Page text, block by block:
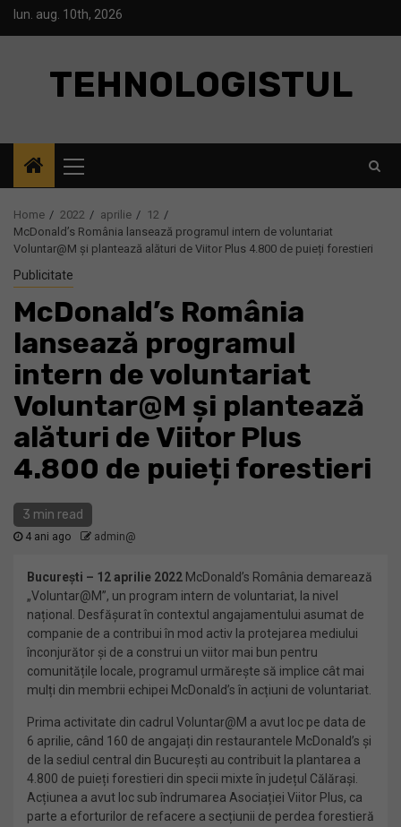
Skiplun. aug. 10th, 2026
TEHNOLOGISTUL
Menu
Home 2022 aprilie
12
McDonald’s România lansează programul intern de voluntariat
Voluntar@M și plantează alături de Viitor Plus 4.800 de puieți forestieri
Publicitate
McDonald’s România
lansează programul
intern de voluntariat
Voluntar@M și plantează
alături de Viitor Plus
4.800 de puieți forestieri
3 min read
4 ani ago admin@
București – 12 aprilie 2022 McDonald’s România demarează
„Voluntar@M”, un program intern de voluntariat, la nivel
național. Desfășurat în contextul angajamentului asumat de
companie de a contribui în mod activ la protejarea mediului
înconjurător și de a construi un viitor mai bun pentru
comunitățile locale, programul urmărește să implice cât mai
mulți din membrii echipei McDonald’s în acțiuni de voluntariat.
Prima activitate din cadrul Voluntar@M a avut loc pe data de
6 aprilie, când 160 de angajați din restaurantele McDonald’s și
de la sediul central din București au contribuit la plantarea a
4.800 de puieți forestieri din specii mixte în județul Călărași.
Acțiunea a avut loc sub îndrumarea Asociației Viitor Plus, ca
parte a eforturilor de refacere a secțiunii de perdea forestieră